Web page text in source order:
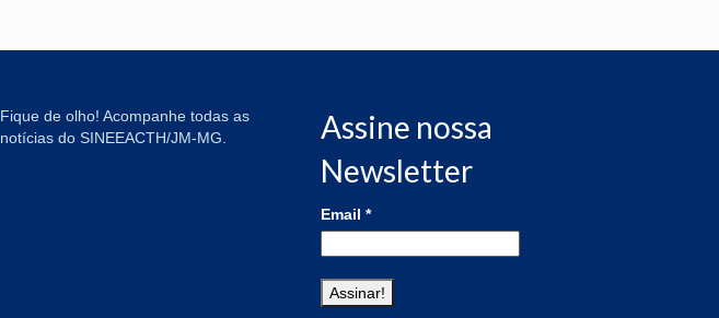
Fique de olho! Acompanhe todas as
notícias do SINEEACTH/JM-MG.
Assine nossa
Newsletter
Email *